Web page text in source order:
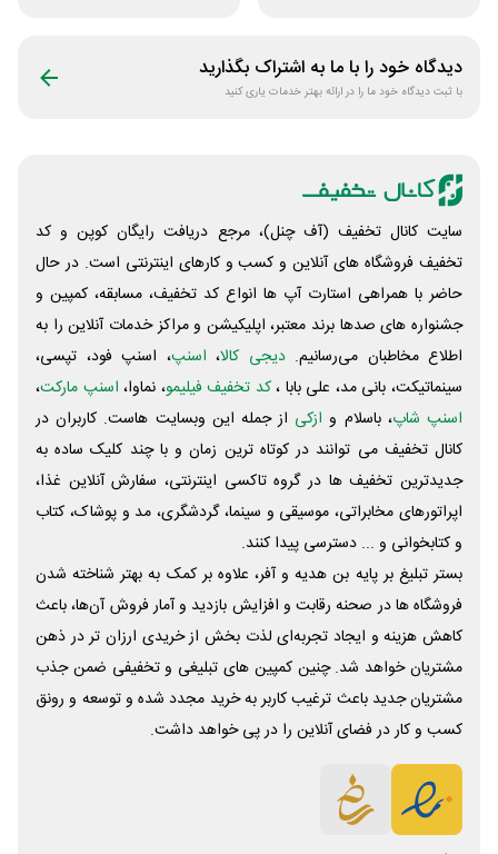
دیدگاه خود را با ما به اشتراک بگذارید
با ثبت دیدگاه خود ما را در ارائه بهتر خدمات یاری کنید
سایت کانال تخفیف (آف چنل)، مرجع دریافت رایگان کوپن و کد
تخفیف فروشگاه های آنلاین و کسب و‌ کارهای اینترنتی است. در حال
حاضر با همراهی استارت آپ ها انواع کد تخفیف، مسابقه، کمپین و
جشنواره های صدها برند معتبر، اپلیکیشن و مراکز خدمات آنلاین را به
اطلاع مخاطبان می‌رسانیم. دیجی کالا، اسنپ، اسنپ فود، تپسی،
سینماتیکت، بانی مد، علی‌ بابا ،کد تخفیف فیلیمو، نماوا، اسنپ مارکت،
اسنپ شاپ، باسلام و ازکی از جمله این وبسایت ‌هاست. کاربران در
کانال تخفیف می توانند در کوتاه ترین زمان و با چند کلیک ساده به
جدیدترین تخفیف ها در گروه تاکسی اینترنتی، سفارش آنلاین غذا،
اپراتورهای مخابراتی، موسیقی و سینما، گردشگری، مد و پوشاک، کتاب
و کتابخوانی و ... دسترسی پیدا کنند.
بستر تبلیغ بر پایه بن هدیه و آفر، علاوه بر کمک به بهتر شناخته شدن
فروشگاه ها در صحنه رقابت و افزایش بازدید و آمار فروش آن‌ها، باعث
کاهش هزینه و ایجاد تجربه‌ای لذت بخش از خریدی ارزان تر در ذهن
مشتریان خواهد شد. چنین کمپین های تبلیغی و تخفیفی ضمن جذب
مشتریان جدید باعث ترغیب کاربر به خرید مجدد شده و توسعه و رونق
کسب و کار در فضای آنلاین را در پی خواهد داشت.